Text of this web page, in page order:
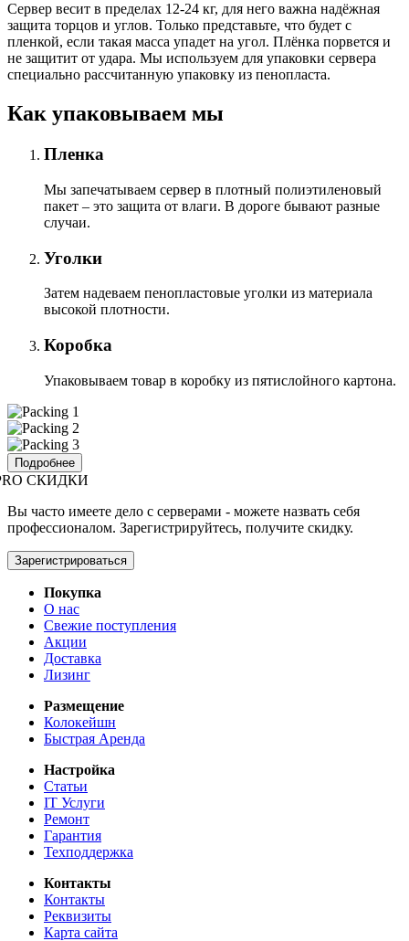
Сервер весит в пределах 12-24 кг, для него важна надёжная
защита торцов и углов. Только представьте, что будет с
пленкой, если такая масса упадет на угол. Плёнка порвется и
не защитит от удара. Мы используем для упаковки сервера
специально расcчитанную упаковку из пенопласта.
Как упаковываем мы
Пленка
Мы запечатываем сервер в плотный полиэтиленовый
пакет – это защита от влаги. В дороге бывают разные
случаи.
Уголки
Затем надеваем пенопластовые уголки из материала
высокой плотности.
Коробка
Упаковываем товар в коробку из пятислойного картона.
Подробнее
СКИДКИ
Вы часто имеете дело с серверами - можете назвать себя
профессионалом. Зарегистрируйтесь, получите скидку.
Зарегистрироваться
Покупка
О нас
Свежие поступления
Акции
Доставка
Лизинг
Размещение
Колокейшн
Быстрая Аренда
Настройка
Статьи
IT Услуги
Ремонт
Гарантия
Техподдержка
Контакты
Контакты
Реквизиты
Карта сайта